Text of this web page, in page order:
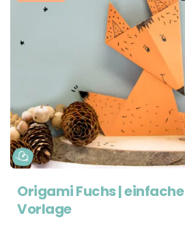
Origami Fuchs | einfache
Vorlage